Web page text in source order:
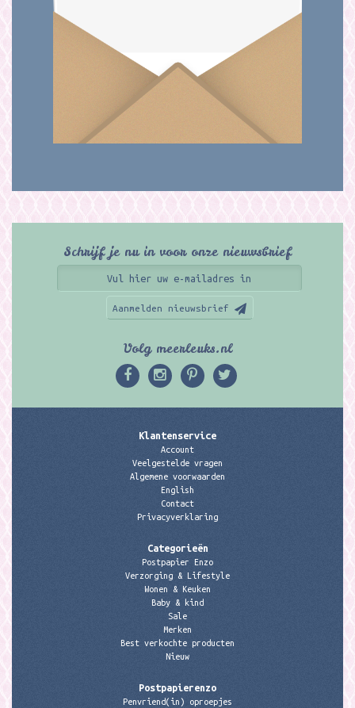
Schrijf je nu in voor onze nieuwsbrief
Aanmelden nieuwsbrief
Volg meerleuks.nl
Klantenservice
Account
Veelgestelde vragen
Algemene voorwaarden
English
Contact
Privacyverklaring
Categorieën
Postpapier Enzo
Verzorging & Lifestyle
Wonen & Keuken
Baby & kind
Sale
Merken
Best verkochte producten
Nieuw
Postpapierenzo
Penvriend(in) oproepjes